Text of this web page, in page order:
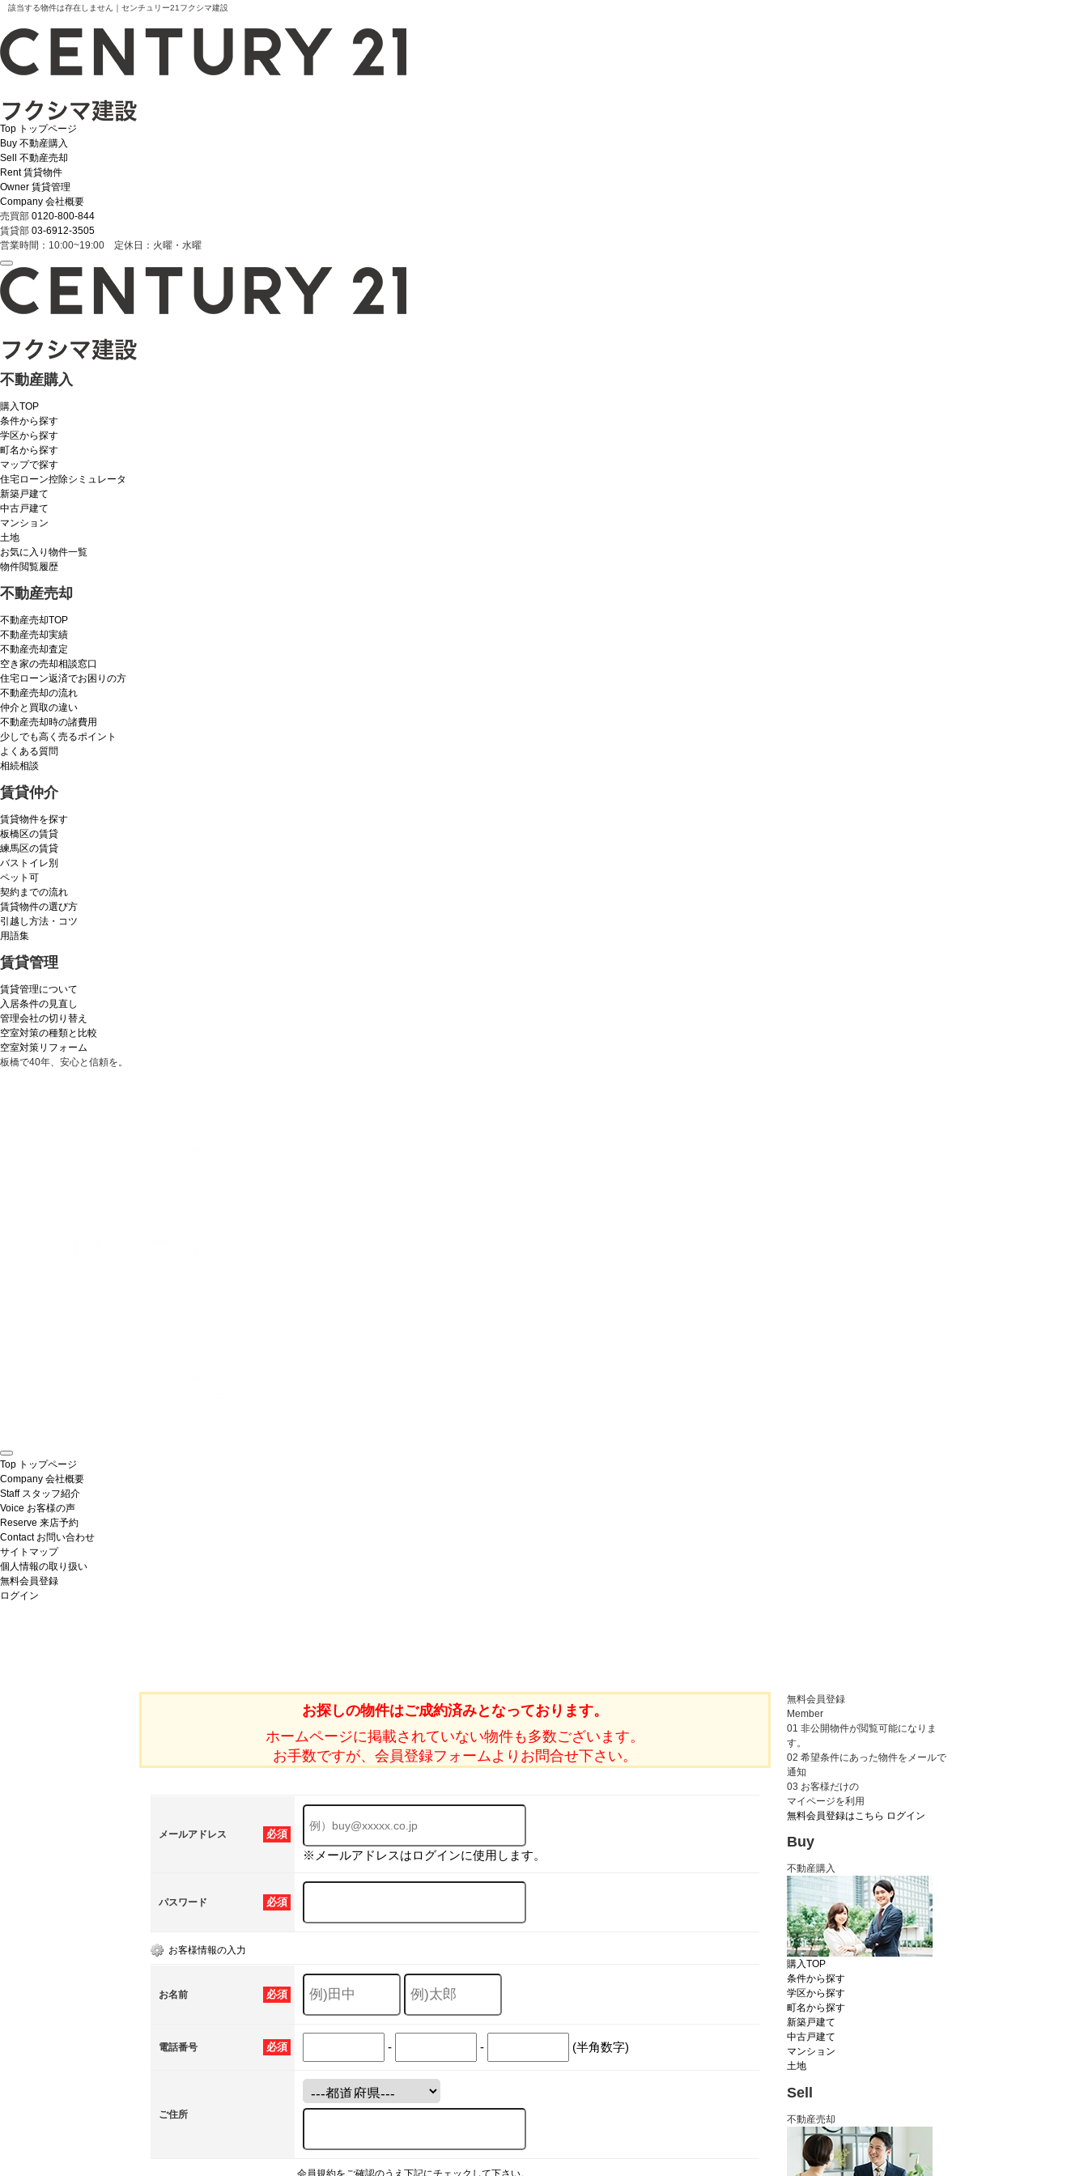
該当する物件は存在しません｜センチュリー21フクシマ建設
Top トップページ
Buy 不動産購入
Sell
不動産売却
Rent 賃貸物件
Owner 賃貸管理
Company 会社概要
売買部 0120-800-844
賃貸部 03-6912-3505
営業時間：10:00~19:00 定休日：火曜・水曜
不動産購入
購入TOP
条件から探す
学区から探す
町名から探す
マップで探す
住宅ローン控除シミュレータ
新築戸建て
中古戸建て
マンション
土地
お気に入り物件一覧
物件閲覧履歴
不動産売却
不動産売却TOP
不動産売却実績
不動産売却査定
空き家の売却相談窓口
住宅ローン返済でお困りの方
不動産売却の流れ
仲介と買取の違い
不動産売却時の諸費用
少しでも高く売るポイント
よくある質問
相続相談
賃貸仲介
賃貸物件を探す
板橋区の賃貸
練馬区の賃貸
バストイレ別
ペット可
契約までの流れ
賃貸物件の選び方
引越し方法・コツ
用語集
賃貸管理
賃貸管理について
入居条件の見直し
管理会社の切り替え
空室対策の種類と比較
空室対策リフォーム
板橋で40年、安心と信頼を。
Top トップページ
Company 会社概要
Staff スタッフ紹介
Voice お客様の声
Reserve 来店予約
Contact お問い合わせ
サイトマップ
個人情報の取り扱い
無料会員登録
ログイン
お探しの物件はご成約済みとなっております。
ホームページに掲載されていない物件も多数ございます。
お手数ですが、会員登録フォームよりお問合せ下さい。
必須
メールアドレス
※メールアドレスはログインに使用します。
必須
パスワード
お客様情報の入力
必須
お名前
必須
電話番号 - - (半角数字)
ご住所
会員規約をご確認のうえ下記にチェックして下さい。
無料会員登録
Member
01 非公開物件が閲覧可能になりま
す。
02 希望条件にあった物件をメールで
通知
03 お客様だけの
マイページを利用
無料会員登録はこちら ログイン
Buy
不動産購入
購入TOP
条件から探す
学区から探す
町名から探す
新築戸建て
中古戸建て
マンション
土地
Sell
不動産売却